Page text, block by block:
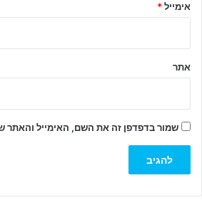
אימייל*
אתר
שמור בדפדפן זה את השם, האימייל והאתר